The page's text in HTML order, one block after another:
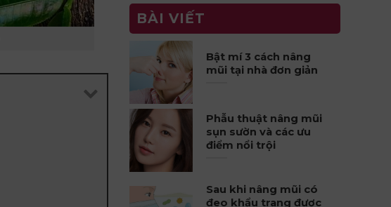
BÀI VIẾT
Bật mí 3 cách nâng
mũi tại nhà đơn giản
Phẫu thuật nâng mũi
sụn sườn và các ưu
điểm nổi trội
Sau khi nâng mũi có
đeo khẩu trang được